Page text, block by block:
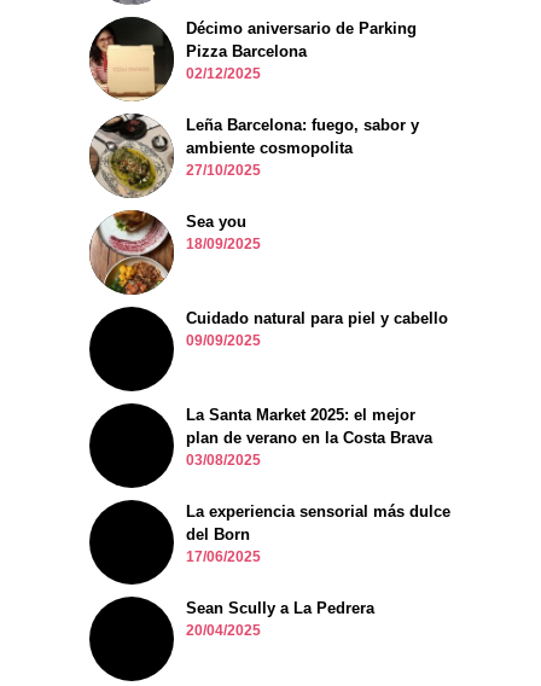
Décimo aniversario de Parking
Pizza Barcelona
02/12/2025
Leña Barcelona: fuego, sabor y
ambiente cosmopolita
27/10/2025
Sea you
18/09/2025
Cuidado natural para piel y cabello
09/09/2025
La Santa Market 2025: el mejor
plan de verano en la Costa Brava
03/08/2025
La experiencia sensorial más dulce
del Born
17/06/2025
Sean Scully a La Pedrera
20/04/2025